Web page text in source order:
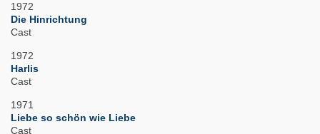
1972
Die Hinrichtung
Cast
1972
Harlis
Cast
1971
Liebe so schön wie Liebe
Cast